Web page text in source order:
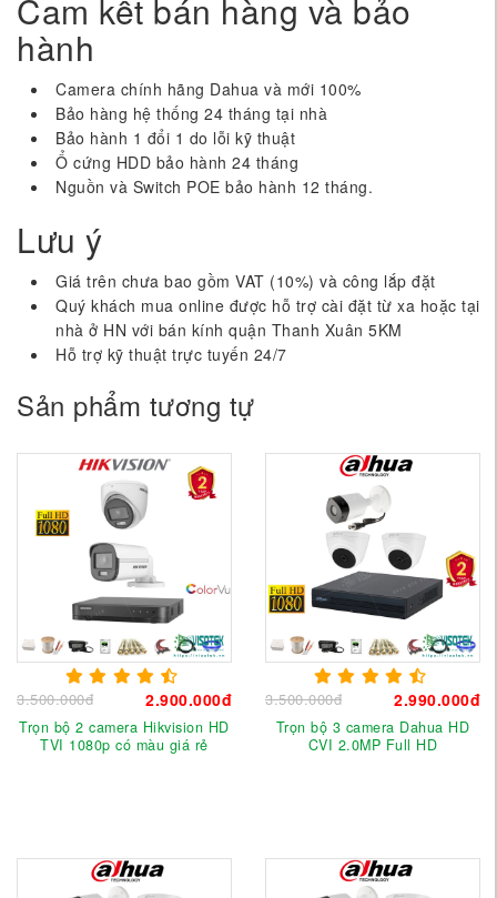
Cam kết bán hàng và bảo
hành
Camera chính hãng Dahua và mới 100%
Bảo hàng hệ thống 24 tháng tại nhà
Bảo hành 1 đổi 1 do lỗi kỹ thuật
Ổ cứng HDD bảo hành 24 tháng
Nguồn và Switch POE bảo hành 12 tháng.
Lưu ý
Giá trên chưa bao gồm VAT (10%) và công lắp đặt
Quý khách mua online được hỗ trợ cài đặt từ xa hoặc tại
nhà ở HN với bán kính quận Thanh Xuân 5KM
Hỗ trợ kỹ thuật trực tuyến 24/7
Sản phẩm tương tự
3.500.000đ 2.900.000đ
Trọn bộ 2 camera Hikvision HD
TVI 1080p có màu giá rẻ
3.500.000đ 2.990.000đ
Trọn bộ 3 camera Dahua HD
CVI 2.0MP Full HD